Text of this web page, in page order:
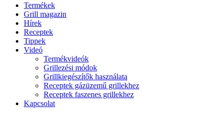
Termékek
Grill magazin
Hírek
Receptek
Tippek
Videó
Termékvideók
Grillezési módok
Grillkiegészítők használata
Receptek gázüzemű grillekhez
Receptek faszenes grillekhez
Kapcsolat